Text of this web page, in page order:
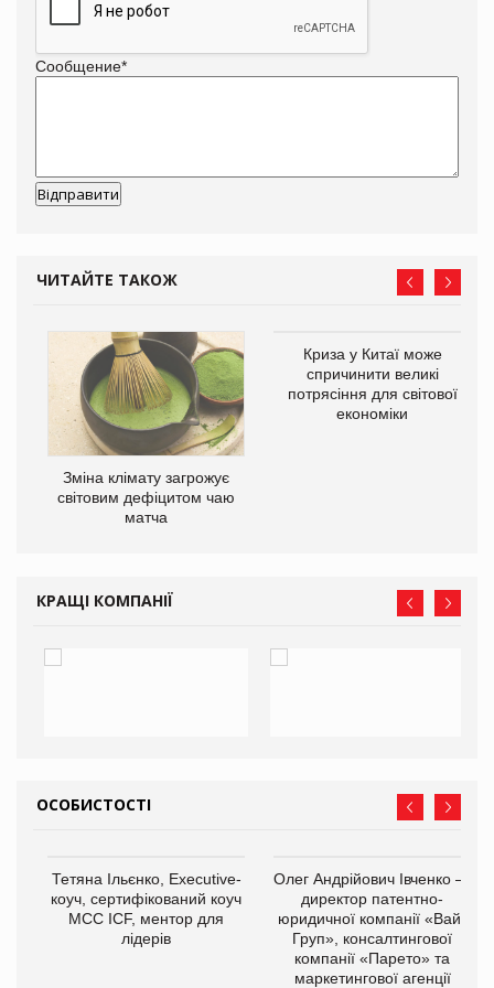
Сообщение*
ЧИТАЙТЕ ТАКОЖ
Зміна клімату загрожує
світовим дефіцитом чаю
матча
Криза у Китаї може
спричинити великі
потрясіння для світової
економіки
КРАЩІ КОМПАНІЇ
ОСОБИСТОСТІ
Тетяна Ільєнко, Executive-
коуч, сертифікований коуч
МСС ICF, ментор для
лідерів
Олег Андрійович Івченко —
директор патентно-
юридичної компанії «Вайз
Груп», консалтингової
компанії «Парето» та
маркетингової агенції